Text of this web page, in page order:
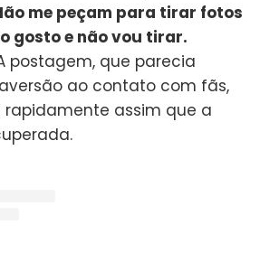
me peçam para tirar fotos
gosto e não vou tirar.
postagem, que parecia
ao contato com fãs,
assim que a